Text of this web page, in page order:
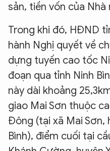
sản, tiền vốn của Nhà
Trong khi đó, HĐND
hành Nghị quyết về
dựng tuyến cao tốc
đoạn qua tỉnh Ninh
này dài khoảng
giao Mai Sơn thuộc
Đông (tại xã Mai Sơn,
Bình), điểm cuối tại